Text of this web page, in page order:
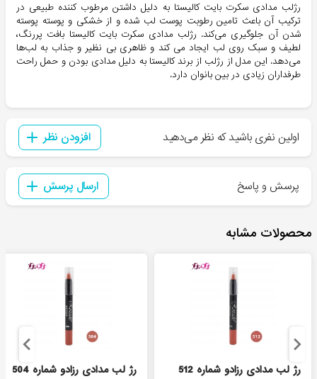
رژلب مدادی سکرت بایت کالیستا به دلیل داشتن مرطوب کننده طبیعی در
ترکیب آن باعث تامین رطوبت پوست لب شده و از خشکی و پوسته پوسته
شدن آن جلوگیری می‌کند. رژلب مدادی سکرت بایت کالیستا بافت پررنگ،
لطیف و سبک روی لب ایجاد می کند و ظاهری بی نظیر و جذاب به لب‌ها
می‌دهد. این مدل از رژلب از برند کالیستا به دلیل مدادی بودن و حمل راحت
طرفداران زیادی در بین بانوان دارد.
اولین نفری باشید که نظر می‌دهید افزودن نظر
پرسش و پاسخ ارسال پرسش
محصولات مشابه
رژ لب مدادی رزادو شماره 512 رژ لب مدادی رزادو شماره 504